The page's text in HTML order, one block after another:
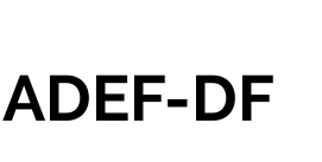
ADEF-DF